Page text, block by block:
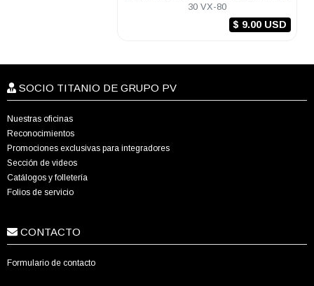
30 VX-80
$ 9.00 USD
SOCIO TITANIO DE GRUPO PV
Nuestras oficinas
Reconocimientos
Promociones exclusivas para integradores
Sección de videos
Catálogos y folletería
Folios de servicio
CONTACTO
Formulario de contacto